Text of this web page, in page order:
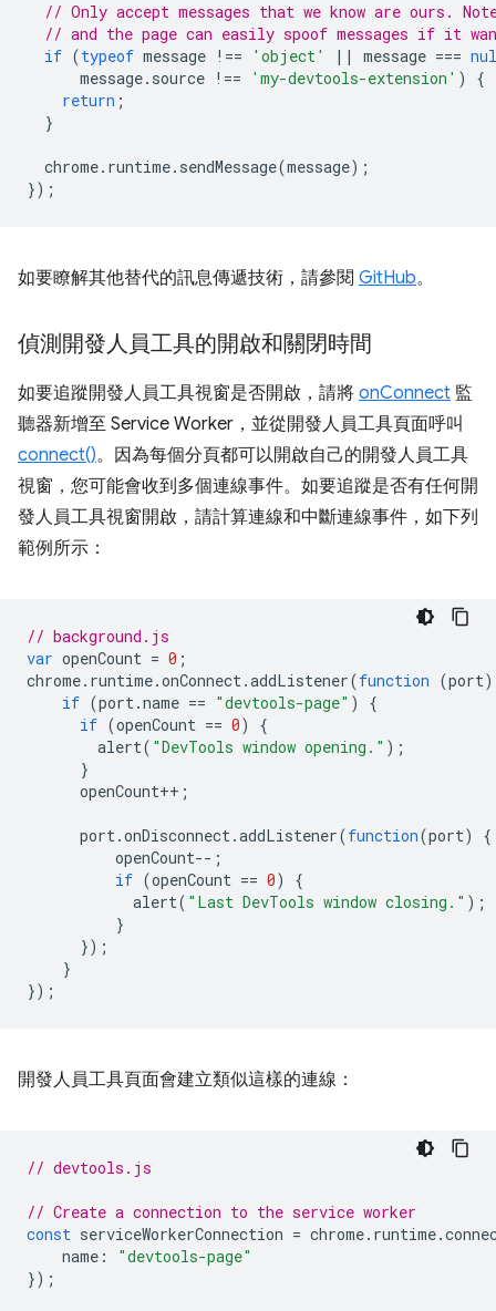
// Only accept messages that we know are ours.
// and the page can easily spoof messages if it
if (typeof message !== 'object' || message ===
message. source !== 'my-devtools-extension' )
{
return ;
}
chrome. runtime. sendMessage(message);
});
如要瞭解其他替代的訊息傳遞技術，請參閱 GitHub。
偵測開發人員工具的開啟和關閉時間
如要追蹤開發人員工具視窗是否開啟，請將 onConnect 監
聽器新增至 Service Worker，並從開發人員工具頁面呼叫
connect()。因為每個分頁都可以開啟自己的開發人員工具
視窗，您可能會收到多個連線事件。如要追蹤是否有任何開
發人員工具視窗開啟，請計算連線和中斷連線事件，如下列
範例所示：
// background.js
var openCount = 0 ;
chrome. runtime.onConnect.addListener(function (port)
if (port.name == "devtools-page" )
{
if (openCount == 0)
{
alert( "DevTools window opening." );
}
openCount++ ;
port.onDisconnect.addListener(function(port)
{
openCount-- ;
if (openCount == 0)
{
alert( "Last DevTools window closing." );
}
});
}
});
開發人員工具頁面會建立類似這樣的連線：
// devtools.js
// Create a connection to the service worker
const serviceWorkerConnection = chrome. runtime.
name :
"devtools-page"
});